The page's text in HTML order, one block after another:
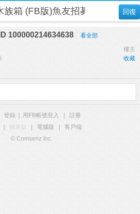
回復
族箱 (FB版)魚友招募
100000214634638 看全部
樓主
收藏
登錄 用FB帳號登入
註冊
觸屏版 電腦版
客戶端
© Comsenz Inc.